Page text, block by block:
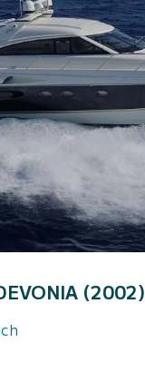
(2002)